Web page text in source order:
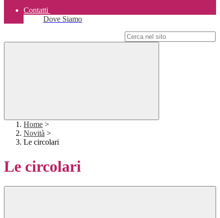
Contatti
Dove Siamo
Home >
Novità >
Le circolari
Le circolari